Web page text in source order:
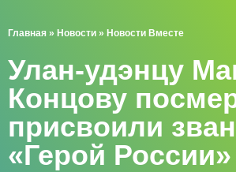
Главная » Новости » Новости Вместе
Улан-удэнцу
Концову
присвоили
«Герой России»